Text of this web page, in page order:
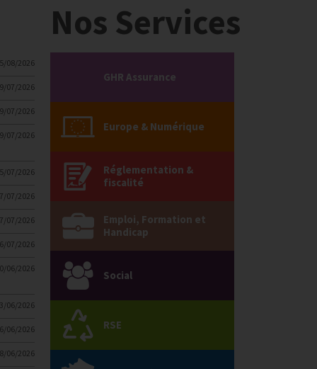
08/2026
07/2026
07/2026
07/2026
07/2026
07/2026
07/2026
07/2026
06/2026
06/2026
06/2026
06/2026
Nos Services
GHR Assurance
Europe & Numérique
Réglementation &
fiscalité
Emploi, Formation et
Handicap
Social
RSE